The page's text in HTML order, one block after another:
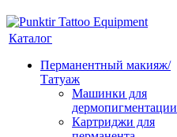
Каталог
Перманентный макияж/
Татуаж
Машинки для
дермопигментации
Картриджи для